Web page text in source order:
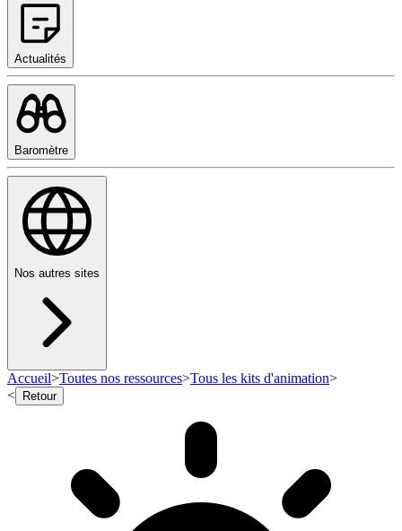
Actualités
Baromètre
Nos autres sites
Accueil>Toutes nos ressources>Tous les kits d'animation>
<
Retour